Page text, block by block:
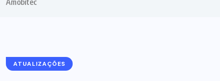
ATUALIZAÇÕES